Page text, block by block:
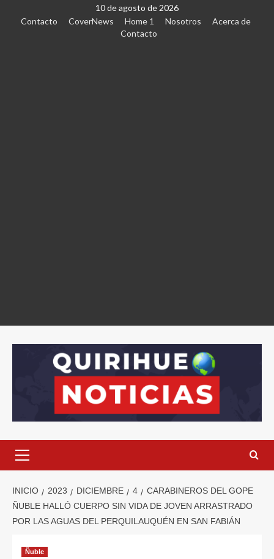
10 de agosto de 2026
Contacto
CoverNews Home 1 Nosotros
Acerca de
Contacto
INICIO 2023 DICIEMBRE 4
CARABINEROS DEL GOPE
ÑUBLE HALLÓ CUERPO SIN VIDA DE JOVEN ARRASTRADO
POR LAS AGUAS DEL PERQUILAUQUÉN EN SAN FABIÁN
Ñuble